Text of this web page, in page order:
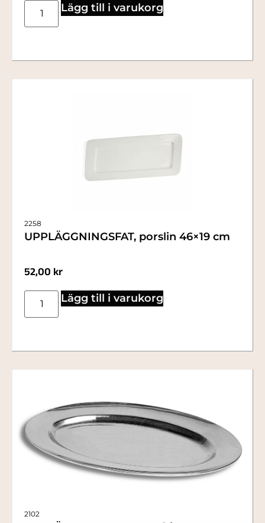
Lägg till i varukorg
2258
UPPLÄGGNINGSFAT, porslin 46×19 cm
52,00 kr
Lägg till i varukorg
2102